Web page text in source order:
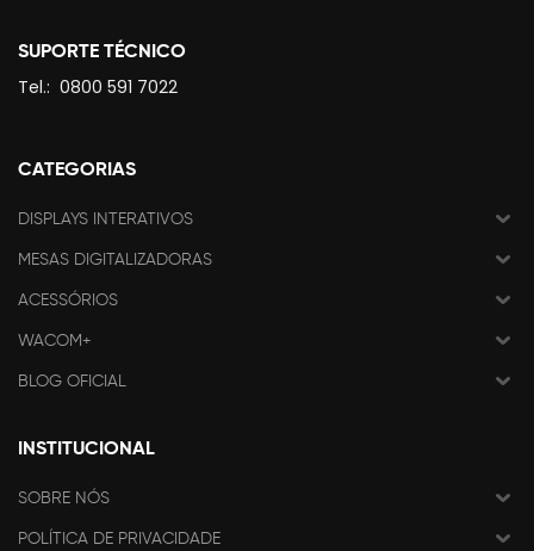
SUPORTE TÉCNICO
Tel.: 0800 591 7022
CATEGORIAS
DISPLAYS INTERATIVOS
MESAS DIGITALIZADORAS
ACESSÓRIOS
WACOM+
BLOG OFICIAL
INSTITUCIONAL
SOBRE NÓS
POLÍTICA DE PRIVACIDADE